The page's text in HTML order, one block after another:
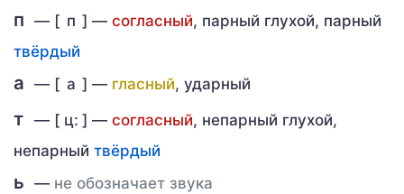
п — [ п ] — согласный, парный глухой, парный
твёрдый
а — [ а ] — гласный, ударный
т — [ ц: ] — согласный, непарный глухой,
непарный твёрдый
ь — не обозначает звука